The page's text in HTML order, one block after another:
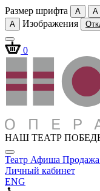
Размер шрифта A A
A
Изображения
0
НАШ ТЕАТР
Театр Афиша Продажа
Личный кабинет
ENG